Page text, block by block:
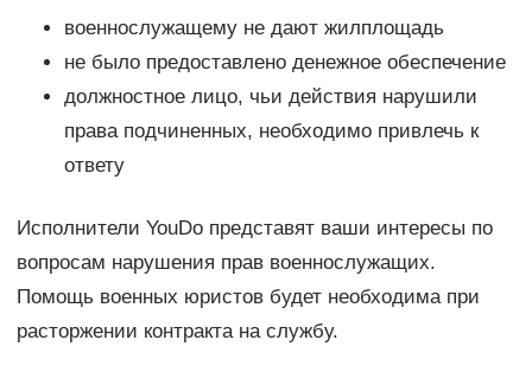
военнослужащему не дают жилплощадь
не было предоставлено денежное обеспечение
должностное лицо, чьи действия нарушили
права подчиненных, необходимо привлечь к
ответу
Исполнители YouDo представят ваши интересы по
вопросам нарушения прав военнослужащих.
Помощь военных юристов будет необходима при
расторжении контракта на службу.